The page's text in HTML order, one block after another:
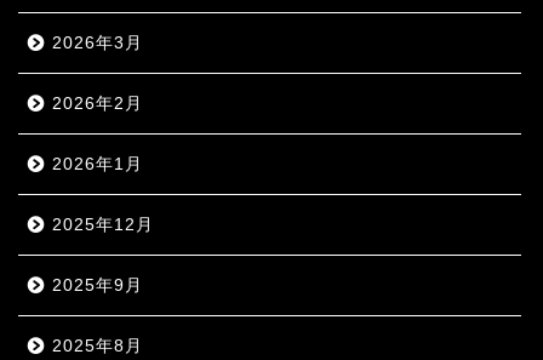
2026年3月
2026年2月
2026年1月
2025年12月
2025年9月
2025年8月